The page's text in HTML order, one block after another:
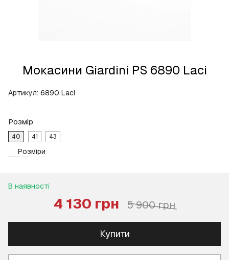
Мокасини Giardini PS 6890 Laci
Артикул: 6890 Laci
Розмір
40 41 43
Розміри
В наявності
4 130 грн 5 900 грн
Купити